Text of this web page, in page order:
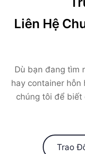
Liên Hệ
Dù bạn đang tìm
hay container hỗn
chúng tôi để biết
Trao